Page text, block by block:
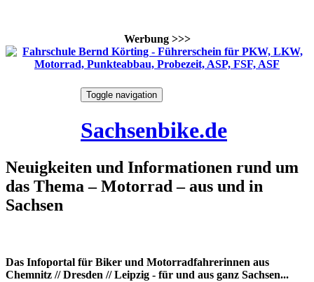
Werbung >>>
Toggle navigation
Sachsenbike.de
Neuigkeiten und Informationen rund um
das Thema – Motorrad – aus und in
Sachsen
Das Infoportal für Biker und Motorradfahrerinnen aus
Chemnitz // Dresden // Leipzig - für und aus ganz Sachsen...